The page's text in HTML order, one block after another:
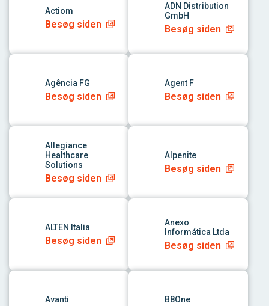
Actiom
Besøg siden
ADN Distribution
GmbH
Besøg siden
link til app
Agência FG
Besøg siden
link til app
Agent F
Besøg siden
link til app
Allegiance
Healthcare
Solutions
Besøg siden
link til app
Alpenite
Besøg siden
link til app
ALTEN Italia
Besøg siden
link til app
Anexo
Informática Ltda
Besøg siden
link til app
Avanti
link til app
B8One